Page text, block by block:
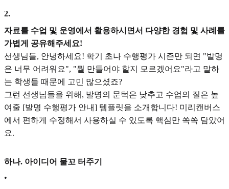
2.
자료를 수업 및 운영에서 활용하시면서 다양한 경험 및 사례를
가볍게 공유해주세요!
선생님들, 안녕하세요! 학기 초나 수행평가 시즌만 되면 "발명
은 너무 어려워요", "뭘 만들어야 할지 모르겠어요"라고 말하
는 학생들 때문에 고민 많으셨죠?
그런 선생님들을 위해, 발명의 문턱은 낮추고 수업의 질은 높
여줄 [발명 수행평가 안내] 템플릿을 소개합니다! 미리캔버스
에서 편하게 수정해서 사용하실 수 있도록 핵심만 쏙쏙 담았어
요.
하나. 아이디어 물꼬 터주기
•